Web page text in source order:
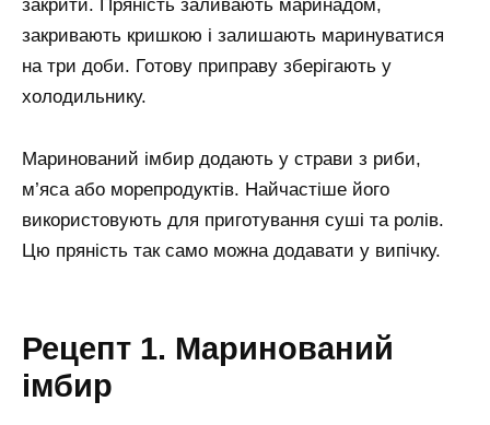
закрити. Пряність заливають маринадом,
закривають кришкою і залишають маринуватися
на три доби. Готову приправу зберігають у
холодильнику.
Маринований імбир додають у страви з риби,
м’яса або морепродуктів. Найчастіше його
використовують для приготування суші та ролів.
Цю пряність так само можна додавати у випічку.
Рецепт 1. Маринований
імбир